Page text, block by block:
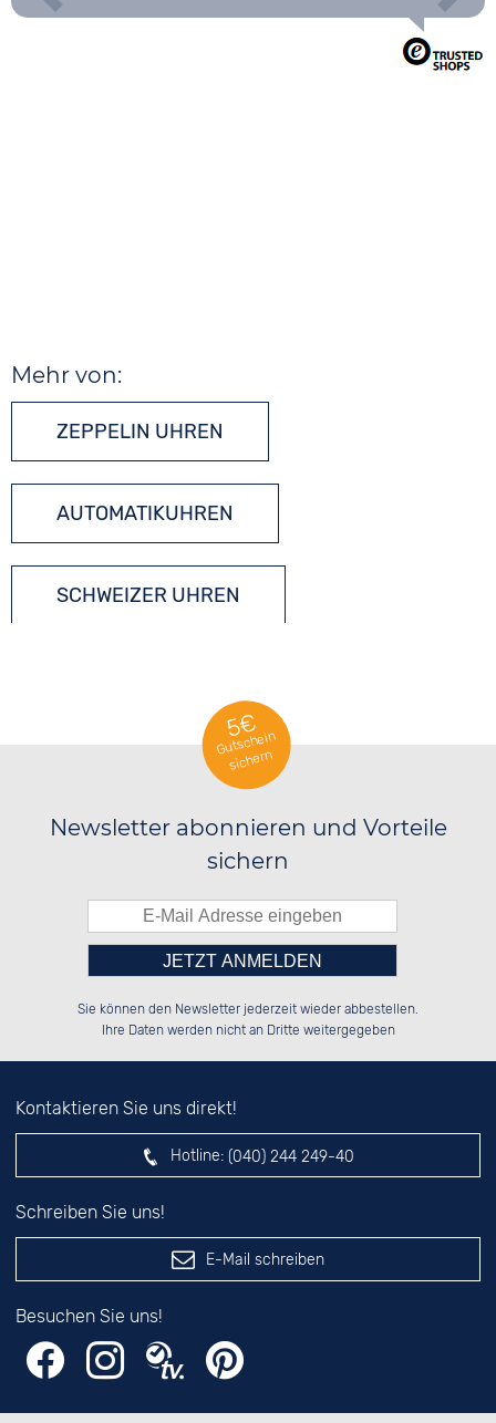
Mehr von:
ZEPPELIN UHREN
AUTOMATIKUHREN
SCHWEIZER UHREN
5€
Gutschein
sichern
Newsletter abonnieren und Vorteile
sichern
░░░░██░░░░░░██░░██░░░░░░██░░██░░
░░████░░░░████░░██████░░██████░░
░░░░██░░░░░░██░░██░░██░░░░░░██░░
Bitte tragen Sie die Zahl in
das nebenstehende Feld ein.
Sie können den Newsletter jederzeit wieder abbestellen.
Ihre Daten werden nicht an Dritte weitergegeben
Kontaktieren Sie uns direkt!
Hotline: (040) 244 249-40
Schreiben Sie uns!
E-Mail schreiben
Besuchen Sie uns!